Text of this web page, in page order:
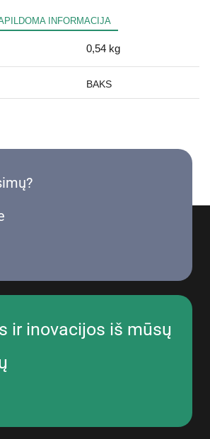
INFORMACIJA
0,54 kg
BAKS
ir inovacijos iš mūsų